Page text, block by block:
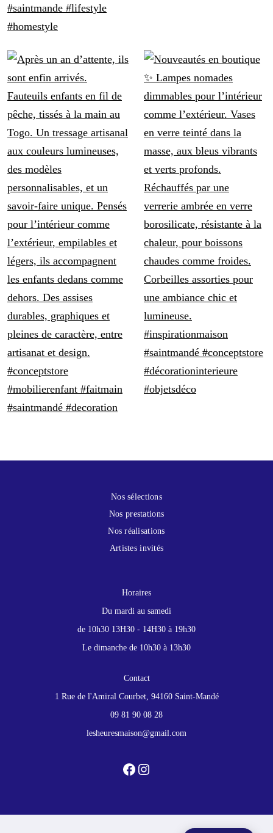
Nos sélections
Nos prestations
Nos réalisations
Artistes invités
Horaires
Du mardi au samedi
de 10h30 13H30 - 14H30 à 19h30
Le dimanche de 10h30 à 13h30
Contact
1 Rue de l'Amiral Courbet, 94160 Saint-Mandé
09 81 90 08 28
lesheuresmaison@gmail.com